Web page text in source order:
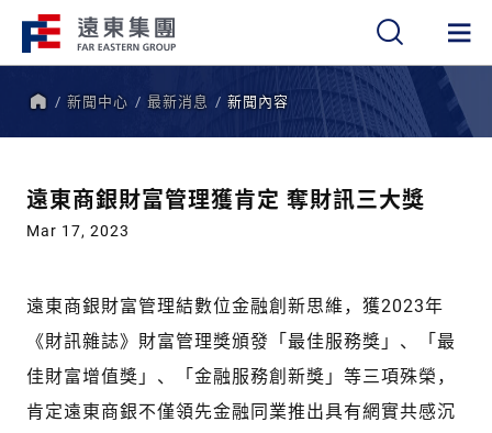
新聞中心 最新消息 新聞內容
遠東商銀財富管理獲肯定 奪財訊三大獎
Mar 17, 2023
遠東商銀財富管理結數位金融創新思維，獲2023年
《財訊雜誌》財富管理獎頒發「最佳服務獎」、「最
佳財富增值獎」、「金融服務創新獎」等三項殊榮，
肯定遠東商銀不僅領先金融同業推出具有網實共感沉